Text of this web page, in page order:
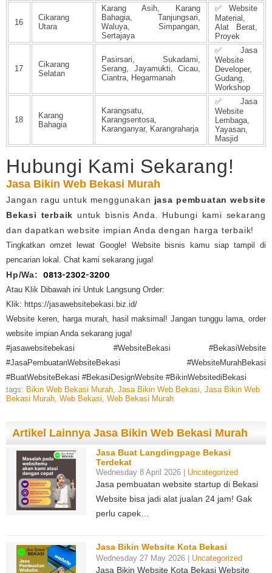
16
Cikarang
Utara
Karang Asih, Karang
Bahagia, Tanjungsari,
Waluya, Simpangan,
Sertajaya
✅ Website
Material,
Alat Berat,
Proyek
17
Cikarang
Selatan
Pasirsari, Sukadami,
Serang, Jayamukti, Cicau,
Ciantra, Hegarmanah
✅ Jasa
Website
Developer,
Gudang,
Workshop
18
Karang
Bahagia
Karangsatu,
Karangsentosa,
Karanganyar, Karangraharja
✅ Jasa
Website
Lembaga,
Yayasan,
Masjid
Hubungi Kami Sekarang!
Jasa Bikin Web Bekasi Murah
Jangan ragu untuk menggunakan jasa pembuatan website
Bekasi terbaik untuk bisnis Anda. Hubungi kami sekarang
dan dapatkan website impian Anda dengan harga terbaik!
Tingkatkan omzet lewat Google! Website bisnis kamu siap tampil di
pencarian lokal. Chat kami sekarang juga!
Hp/Wa:
0813-2302-3200
Atau Klik Dibawah ini Untuk Langsung Order:
Klik: https://jasawebsitebekasi.biz.id/
Website keren, harga murah, hasil maksimal! Jangan tunggu lama, order
website impian Anda sekarang juga!
#jasawebsitebekasi #WebsiteBekasi #BekasiWebsite
#JasaPembuatanWebsiteBekasi #WebsiteMurahBekasi
#BuatWebsiteBekasi #BekasiDesignWebsite #BikinWebsitediBekasi
tags: Bikin Web Bekasi Murah, Jasa Bikin Web Bekasi, Jasa Bikin Web
Bekasi Murah, Web Bekasi, Web Bekasi Murah
Artikel Lainnya Jasa Bikin Web Bekasi Murah
Jasa Buat Langdingpage Bekasi
Terdekat
Wednesday 8 April 2026 | Uncategorized
Jasa pembuatan website startup di Bekasi
Website bisa jadi alat jualan 24 jam! Gak
perlu capek…
Jasa Bikin Website Kota Bekasi
Wednesday 27 May 2026 | Uncategorized
Jasa Bikin Website Kota Bekasi Website